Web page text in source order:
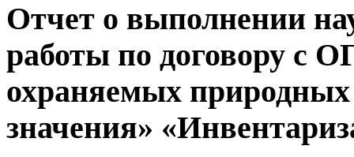
Отчет о выполнении
работы по договору с
охраняемых природных
значения»